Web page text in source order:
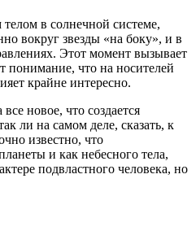
в солнечной системе,
вокруг звезды «на боку», и в
Этот момент вызывает
понимание, что на носителей
крайне интересно.
новое, что создается
ли на самом деле, сказать, к
известно, что
и как небесного тела,
подвластного человека, но